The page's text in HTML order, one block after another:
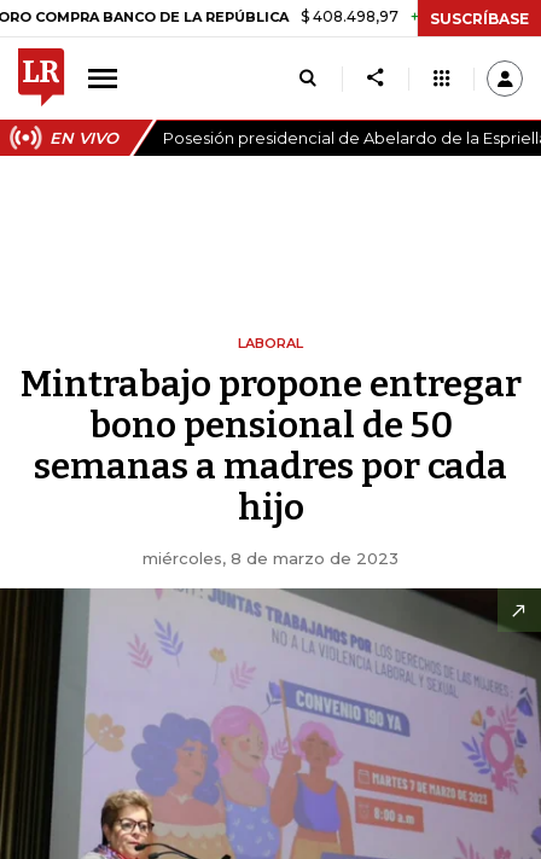
BANCO DE LA REPÚBLICA $ 408.498,97 +$ 8.753,81 +2,19%
SUSCRÍBASE
EN VIVO Posesión presidencial de Abelardo de la
LABORAL
Mintrabajo propone entregar
bono pensional de 50
semanas a madres por cada
hijo
miércoles, 8 de marzo de 2023